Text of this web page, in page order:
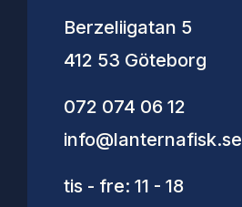
Berzeliigatan 5
412 53 Göteborg
072 074 06 12
info@lanternafisk.se
tis - fre: 11 - 18